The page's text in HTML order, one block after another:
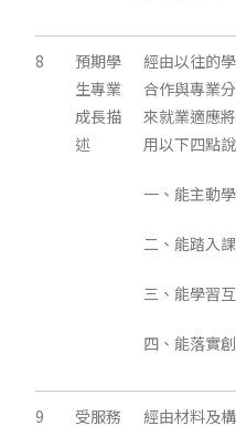
8
預期學
生專業
成長描
述
經由以往的
合作與專業
來就業適應
用以下四點說
一、能主動
二、能踏入
三、能學習
四、能落實
9
受服務
經由材料及